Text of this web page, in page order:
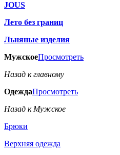
JOUS
Лето без границ
Льняные изделия
МужскоеПросмотреть
Назад к главному
ОдеждаПросмотреть
Назад к Мужское
Брюки
Верхняя одежда